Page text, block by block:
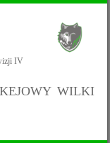
IV
WILKI